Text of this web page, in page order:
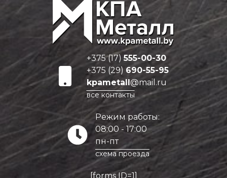
+375 (17)555-00-30
+375 (29) 690-55-95
kpametall@mail.ru
все контакты
Режим работы:
08:00 - 17:00
пн-пт
схема проезда
[forms ID=1]